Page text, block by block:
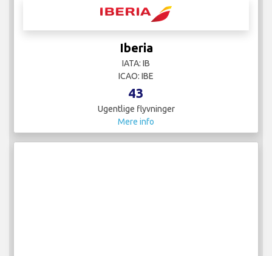
Iberia
IATA: IB
ICAO: IBE
43
Ugentlige flyvninger
Mere info